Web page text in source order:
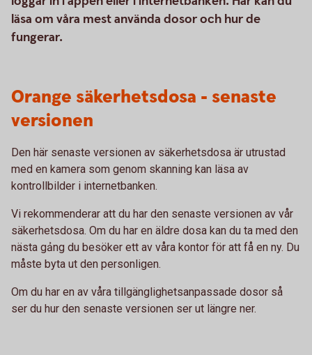
läsa om våra mest använda dosor och hur de
fungerar.
Orange säkerhetsdosa - senaste
versionen
Den här senaste versionen av säkerhetsdosa är utrustad
med en kamera som genom skanning kan läsa av
kontrollbilder i internetbanken.
Vi rekommenderar att du har den senaste versionen av vår
säkerhetsdosa. Om du har en äldre dosa kan du ta med den
nästa gảng du besöker ett av våra kontor för att få en ny. Du
måste byta ut den personligen.
Om du har en av våra tillgänglighetsanpassade dosor så
ser du hur den senaste versionen ser ut längre ner.